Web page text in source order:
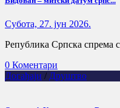
Субота, 27. јун 2026.
Република Српска спрема
0 Коментари
Догађаји / Друштво